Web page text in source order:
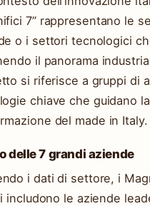
7” rappresentano le
o i settori tecnologici
il panorama
si riferisce a gruppi di
chiave che guidano la
del made in Italy.
delle 7 grandi aziende
i dati di settore, i
includono le aziende